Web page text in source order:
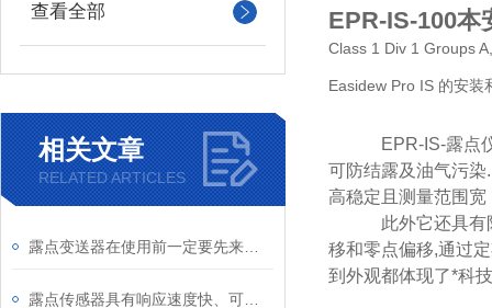
查看全部
相关文章
RELATED ARTICLES
EPR-IS-100本
Class 1 Div 1 Groups
Easidew Pro IS 的安装
EPR-IS-露点
可防结露及油气污
高稳定且测量范围
此外它还具
移和零点偏移,通过
到外观都体现了*科